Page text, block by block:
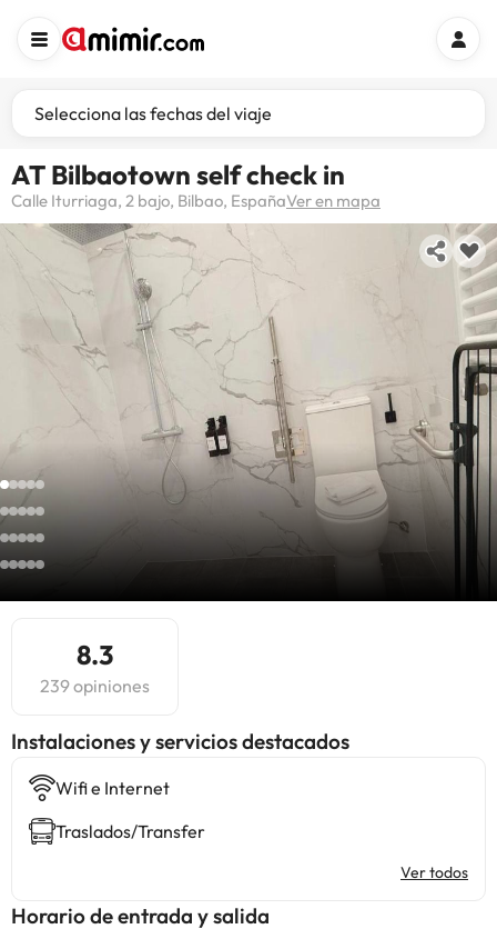
Selecciona las fechas del viaje
AT Bilbaotown self check in
Calle Iturriaga, 2 bajo, Bilbao, EspañaVer en mapa
8.3
239 opiniones
Instalaciones y servicios destacados
Wifi e Internet
Traslados/Transfer
Ver todos
Horario de entrada y salida